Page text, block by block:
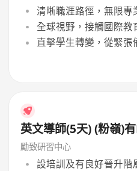
清晰職涯路徑，無限專
全球視野，接觸國際教
直擊學生轉變，從緊張
英文導師(5天) (粉嶺)
勵致研習中心
設培訓及有良好晉升階